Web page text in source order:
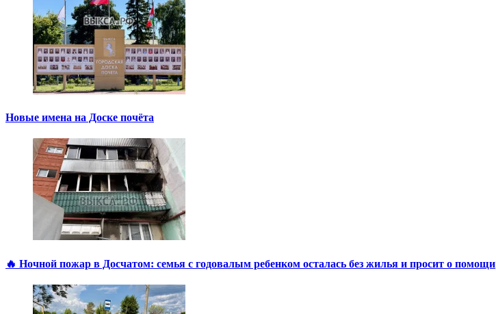
Новые имена на Доске почёта
🔥 Ночной пожар в Досчатом: семья с годовалым ребенком осталась без жилья и просит о помощи